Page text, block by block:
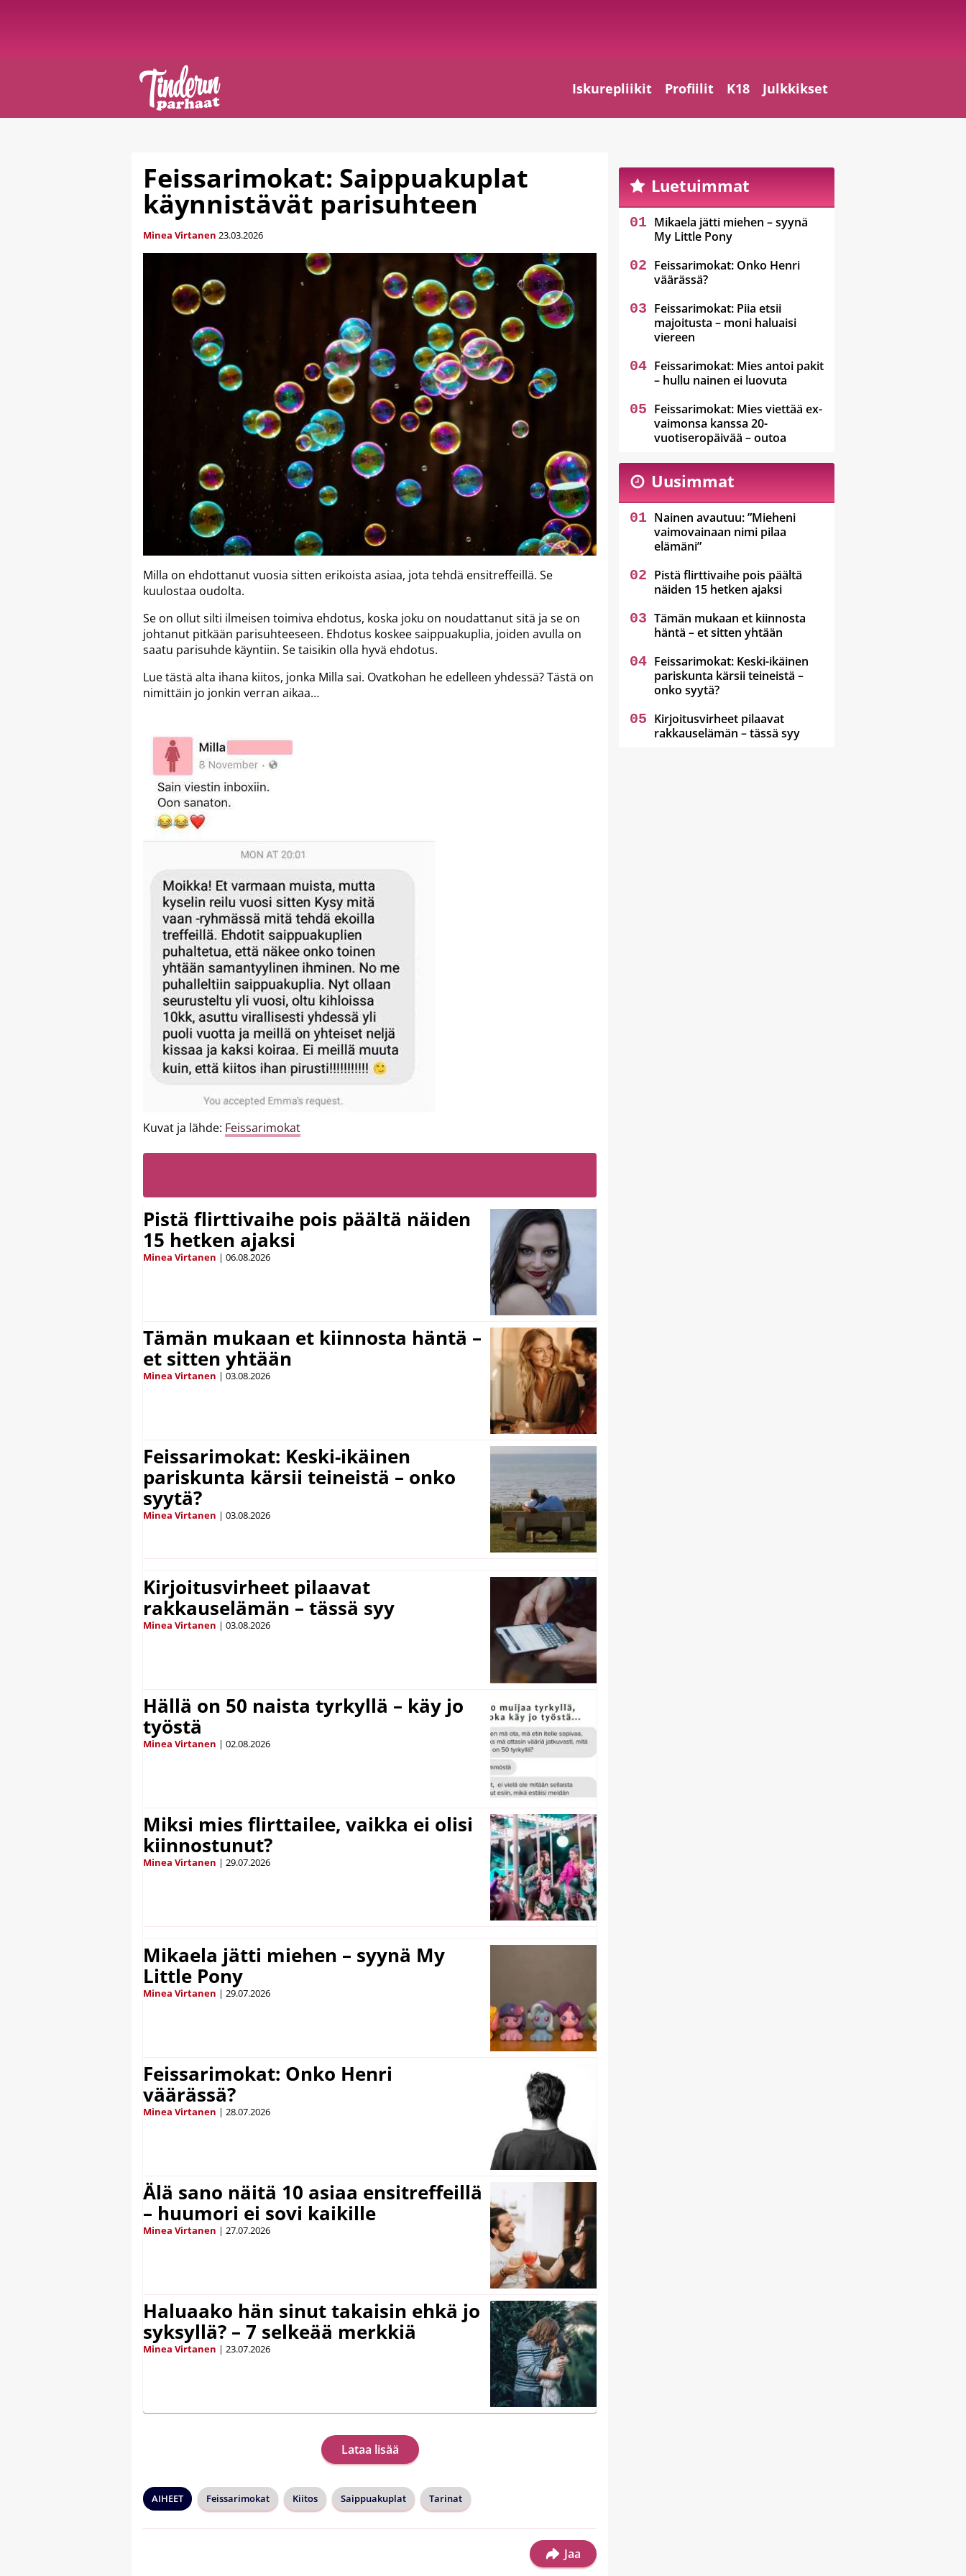
Iskurepliikit Profiilit K18 Julkkikset
Feissarimokat: Saippuakuplat
käynnistävät parisuhteen
Minea Virtanen 23.03.2026
Milla on ehdottanut vuosia sitten erikoista asiaa, jota tehdä ensitreffeillä. Se
kuulostaa oudolta.
Se on ollut silti ilmeisen toimiva ehdotus, koska joku on noudattanut sitä ja se on
johtanut pitkään parisuhteeseen. Ehdotus koskee saippuakuplia, joiden avulla on
saatu parisuhde käyntiin. Se taisikin olla hyvä ehdotus.
Lue tästä alta ihana kiitos, jonka Milla sai. Ovatkohan he edelleen yhdessä? Tästä on
nimittäin jo jonkin verran aikaa…
Kuvat ja lähde: Feissarimokat
Pistä flirttivaihe pois päältä näiden
15 hetken ajaksi
Minea Virtanen | 06.08.2026
Tämän mukaan et kiinnosta häntä –
et sitten yhtään
Minea Virtanen | 03.08.2026
Feissarimokat: Keski-ikäinen
pariskunta kärsii teineistä – onko
syytä?
Minea Virtanen | 03.08.2026
Kirjoitusvirheet pilaavat
rakkauselämän – tässä syy
Minea Virtanen | 03.08.2026
Hällä on 50 naista tyrkyllä – käy jo
työstä
Minea Virtanen | 02.08.2026
Miksi mies flirttailee, vaikka ei olisi
kiinnostunut?
Minea Virtanen | 29.07.2026
Mikaela jätti miehen – syynä My
Little Pony
Minea Virtanen | 29.07.2026
Feissarimokat: Onko Henri
väärässä?
Minea Virtanen | 28.07.2026
Älä sano näitä 10 asiaa ensitreffeillä
– huumori ei sovi kaikille
Minea Virtanen | 27.07.2026
Haluaako hän sinut takaisin ehkä jo
syksyllä? – 7 selkeää merkkiä
Minea Virtanen | 23.07.2026
Lataa lisää
AIHEET Feissarimokat Kiitos Saippuakuplat Tarinat
Jaa
Luetuimmat
Mikaela jätti miehen – syynä
My Little Pony
Feissarimokat: Onko Henri
väärässä?
Feissarimokat: Piia etsii
majoitusta – moni haluaisi
viereen
Feissarimokat: Mies antoi pakit
– hullu nainen ei luovuta
Feissarimokat: Mies viettää ex-
vaimonsa kanssa 20-
vuotiseropäivää – outoa
Uusimmat
Nainen avautuu: ”Mieheni
vaimovainaan nimi pilaa
elämäni”
Pistä flirttivaihe pois päältä
näiden 15 hetken ajaksi
Tämän mukaan et kiinnosta
häntä – et sitten yhtään
Feissarimokat: Keski-ikäinen
pariskunta kärsii teineistä –
onko syytä?
Kirjoitusvirheet pilaavat
rakkauselämän – tässä syy